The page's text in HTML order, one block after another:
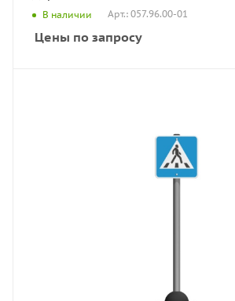
В наличии Арт.: 057.96.00-01
Цены по запросу